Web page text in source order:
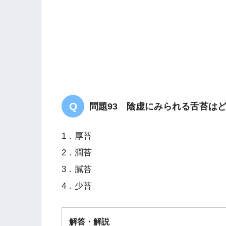
問題93 陰虚にみられる舌苔は
1．厚苔
2．潤苔
3．膩苔
4．少苔
解答・解説